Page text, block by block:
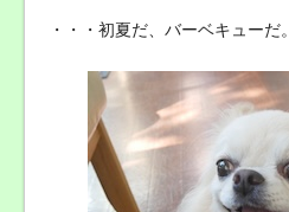
・・・初夏だ、バーベキューだ。